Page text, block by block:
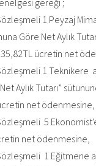
Genelgesi gereği ;
1 Peyzaj
Göre Net Aylık
ücretin net
1 Teknikere
Aylık Tutarı”
ücretin net
5
net ödenmesine,
1 Eğitmene